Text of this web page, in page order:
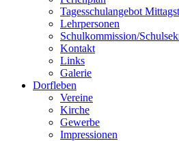
Tagesschulangebot
Lehrpersonen
Schulkommission/
Kontakt
Links
Galerie
Dorfleben
Vereine
Kirche
Gewerbe
Impressionen